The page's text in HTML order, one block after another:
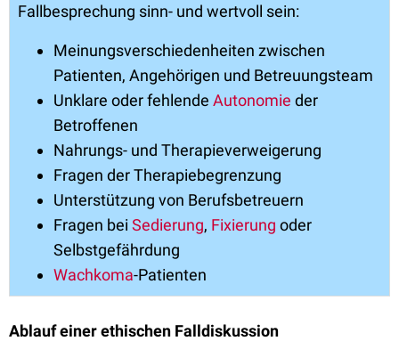
Fallbesprechung sinn- und wertvoll sein:
Meinungsverschiedenheiten zwischen
Patienten, Angehörigen und Betreuungsteam
Unklare oder fehlende Autonomie der
Betroffenen
Nahrungs- und Therapieverweigerung
Fragen der Therapiebegrenzung
Unterstützung von Berufsbetreuern
Fragen bei Sedierung, Fixierung oder
Selbstgefährdung
Wachkoma-Patienten
Ablauf einer ethischen Falldiskussion